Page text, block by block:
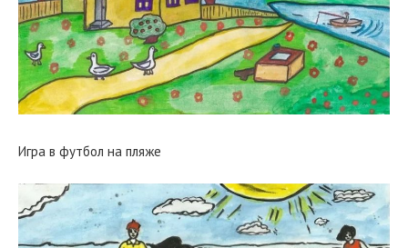
Игра в футбол на пляже